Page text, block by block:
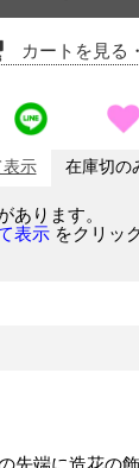
カートを見る
表示 在庫切の
あります。
表示 をクリッ
先端に造花の